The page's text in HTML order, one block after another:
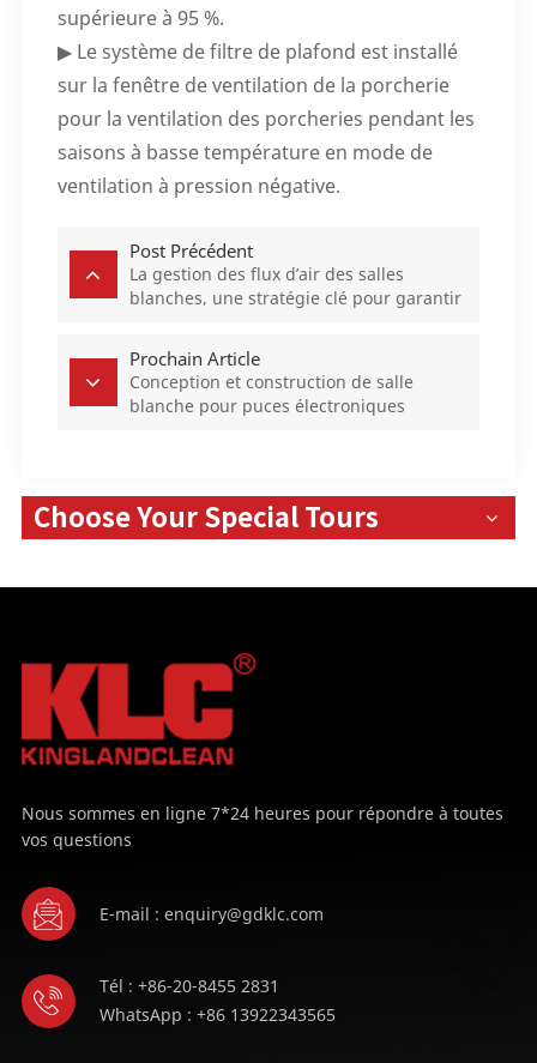
supérieure à 95 %.
▶ Le système de filtre de plafond est installé
sur la fenêtre de ventilation de la porcherie
pour la ventilation des porcheries pendant les
saisons à basse température en mode de
ventilation à pression négative.
Post Précédent
La gestion des flux d’air des salles
blanches, une stratégie clé pour garantir
Prochain Article
Conception et construction de salle
blanche pour puces électroniques
Choose Your Special Tours
Nous sommes en ligne 7*24 heures pour répondre à toutes
vos questions
E-mail : enquiry@gdklc.com
Tél : +86-20-8455 2831
WhatsApp : +86 13922343565